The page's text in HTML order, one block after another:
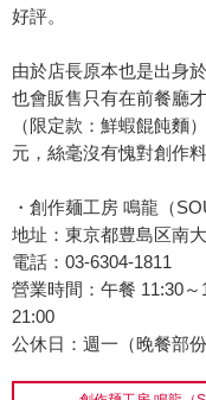
好評。
由於店長原本也是出身
也會販售只有在前餐廳
（限定款：鮮蝦餛飩麵
元，絲毫沒有愧對創作料
・創作麺工房 鳴龍（
地址：東京都豊島区南
電話：03-6304-1811
營業時間：午餐 11:30
21:00
公休日：週一（晚餐部